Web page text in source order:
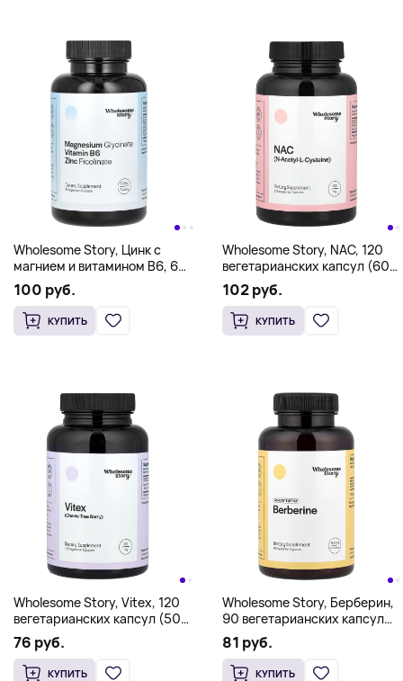
Wholesome Story, Цинк с
магнием и витамином B6, 60
вегетарианских капсул
100 руб.
КУПИТЬ
Wholesome Story, NAC, 120
вегетарианских капсул (600
мг на капсулу)
102 руб.
КУПИТЬ
Wholesome Story, Vitex, 120
вегетарианских капсул (500
мг на капсулу)
76 руб.
КУПИТЬ
Wholesome Story, Берберин,
90 вегетарианских капсул
(500 мг на капсулу)
81 руб.
КУПИТЬ